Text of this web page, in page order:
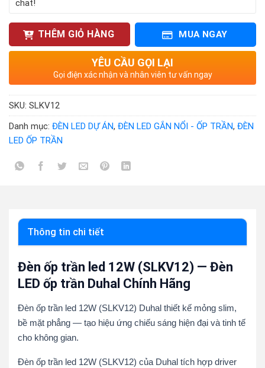
chat!
THÊM GIỎ HÀNG MUA NGAY
YÊU CẦU GỌI LẠI
Gọi điện xác nhận và nhân viên tư vấn ngay
SKU: SLKV12
Danh mục: ĐÈN LED DỰ ÁN, ĐÈN LED GẮN NỔI - ỐP TRẦN, ĐÈN
LED ỐP TRẦN
Thông tin chi tiết
Đèn ốp trần led 12W (SLKV12) — Đèn
LED ốp trần Duhal Chính Hãng
Đèn ốp trần led 12W (SLKV12) Duhal thiết kế mỏng slim,
bề mặt phẳng — tạo hiệu ứng chiếu sáng hiện đại và tinh tế
cho không gian.
Đèn ốp trần led 12W (SLKV12) của Duhal tích hợp driver